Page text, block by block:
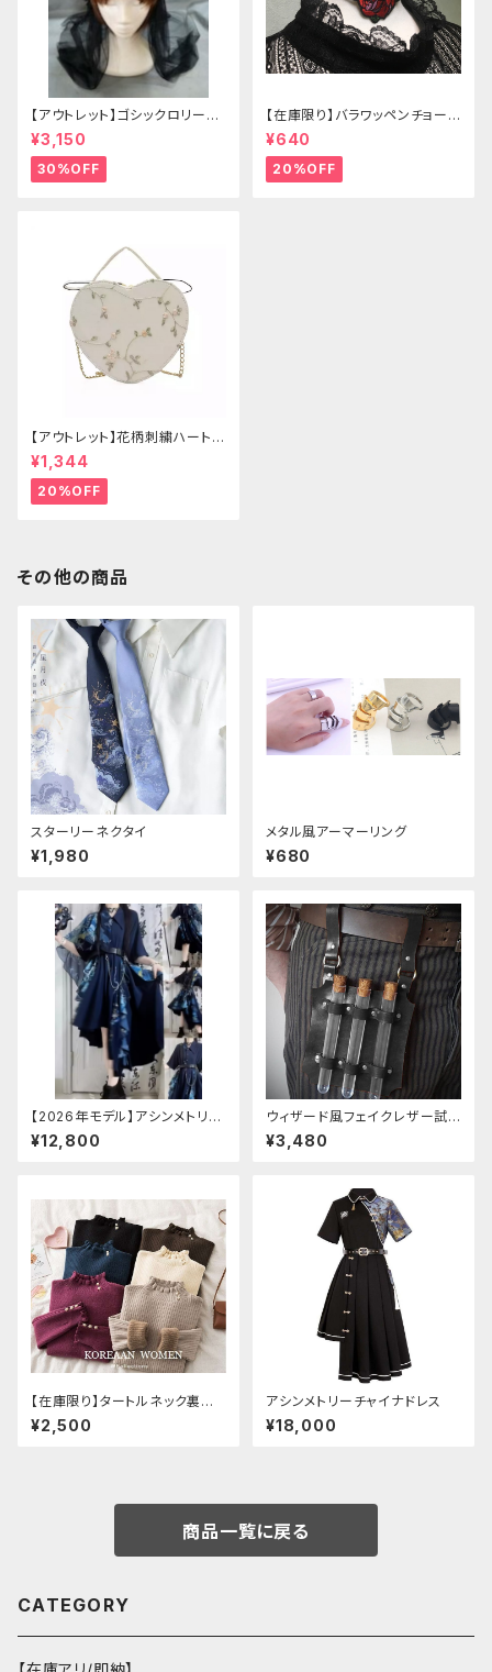
【アウトレット】ゴシックロリータ
ゴールドクラウン＆ホーン(ヴェ
ール付き)
¥3,150
30%OFF
【在庫限り】バラワッペンチョーカ
ー
¥640
20%OFF
【アウトレット】花柄刺繍ハートバ
ッグ
¥1,344
20%OFF
その他の商品
スターリーネクタイ
¥1,980
メタル風アーマーリング
¥680
【2026年モデル】アシンメトリー
チャイナ改良ドレス
¥12,800
ウィザード風フェイクレザー試
験管ホルダー
¥3,480
【在庫限り】タートルネック裏起
毛セーター
¥2,500
アシンメトリーチャイナドレス
¥18,000
商品一覧に戻る
CATEGORY